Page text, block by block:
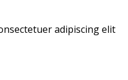
adipiscing elit